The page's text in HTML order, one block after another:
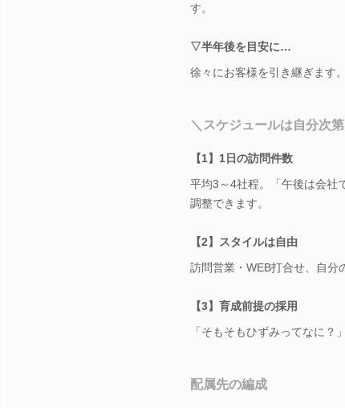
す。
▽半年後を目安に…
徐々にお客様を引き継ぎます。
＼スケジュールは自分次
【1】1日の訪問件数
平均3～4社程。「午後は会社
調整できます。
【2】スタイルは自由
訪問営業・WEB打合せ、自分
【3】育成前提の採用
「そもそもひずみってなに？
配属先の編成